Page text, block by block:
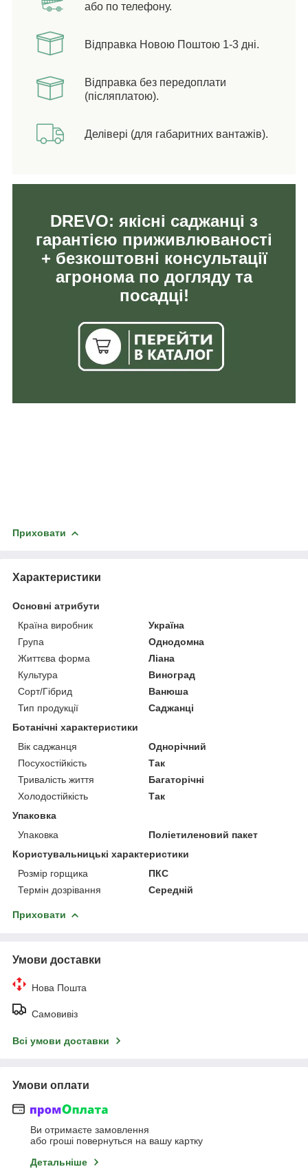
або по телефону.
Відправка Новою Поштою 1-3 дні.
Відправка без передоплати
(післяплатою).
Делівері (для габаритних вантажів).
DREVO: якісні саджанці з
гарантією приживлюваності
+ безкоштовні консультації
агронома по догляду та
посадці!
Приховати
Характеристики
Основні атрибути
Країна виробник
Україна
Група
Однодомна
Життєва форма
Ліана
Культура
Виноград
Сорт/Гібрид
Ванюша
Тип продукції
Саджанці
Ботанічні характеристики
Вік саджанця
Однорічний
Посухостійкість
Так
Тривалість життя
Багаторічні
Холодостійкість
Так
Упаковка
Упаковка
Поліетиленовий пакет
Користувальницькі характеристики
Розмір горщика
ПКС
Термін дозрівання
Середній
Приховати
Умови доставки
Нова Пошта
Самовивіз
Всі умови доставки
Умови оплати
Ви отримаєте замовлення
або гроші повернуться на вашу картку
Детальніше